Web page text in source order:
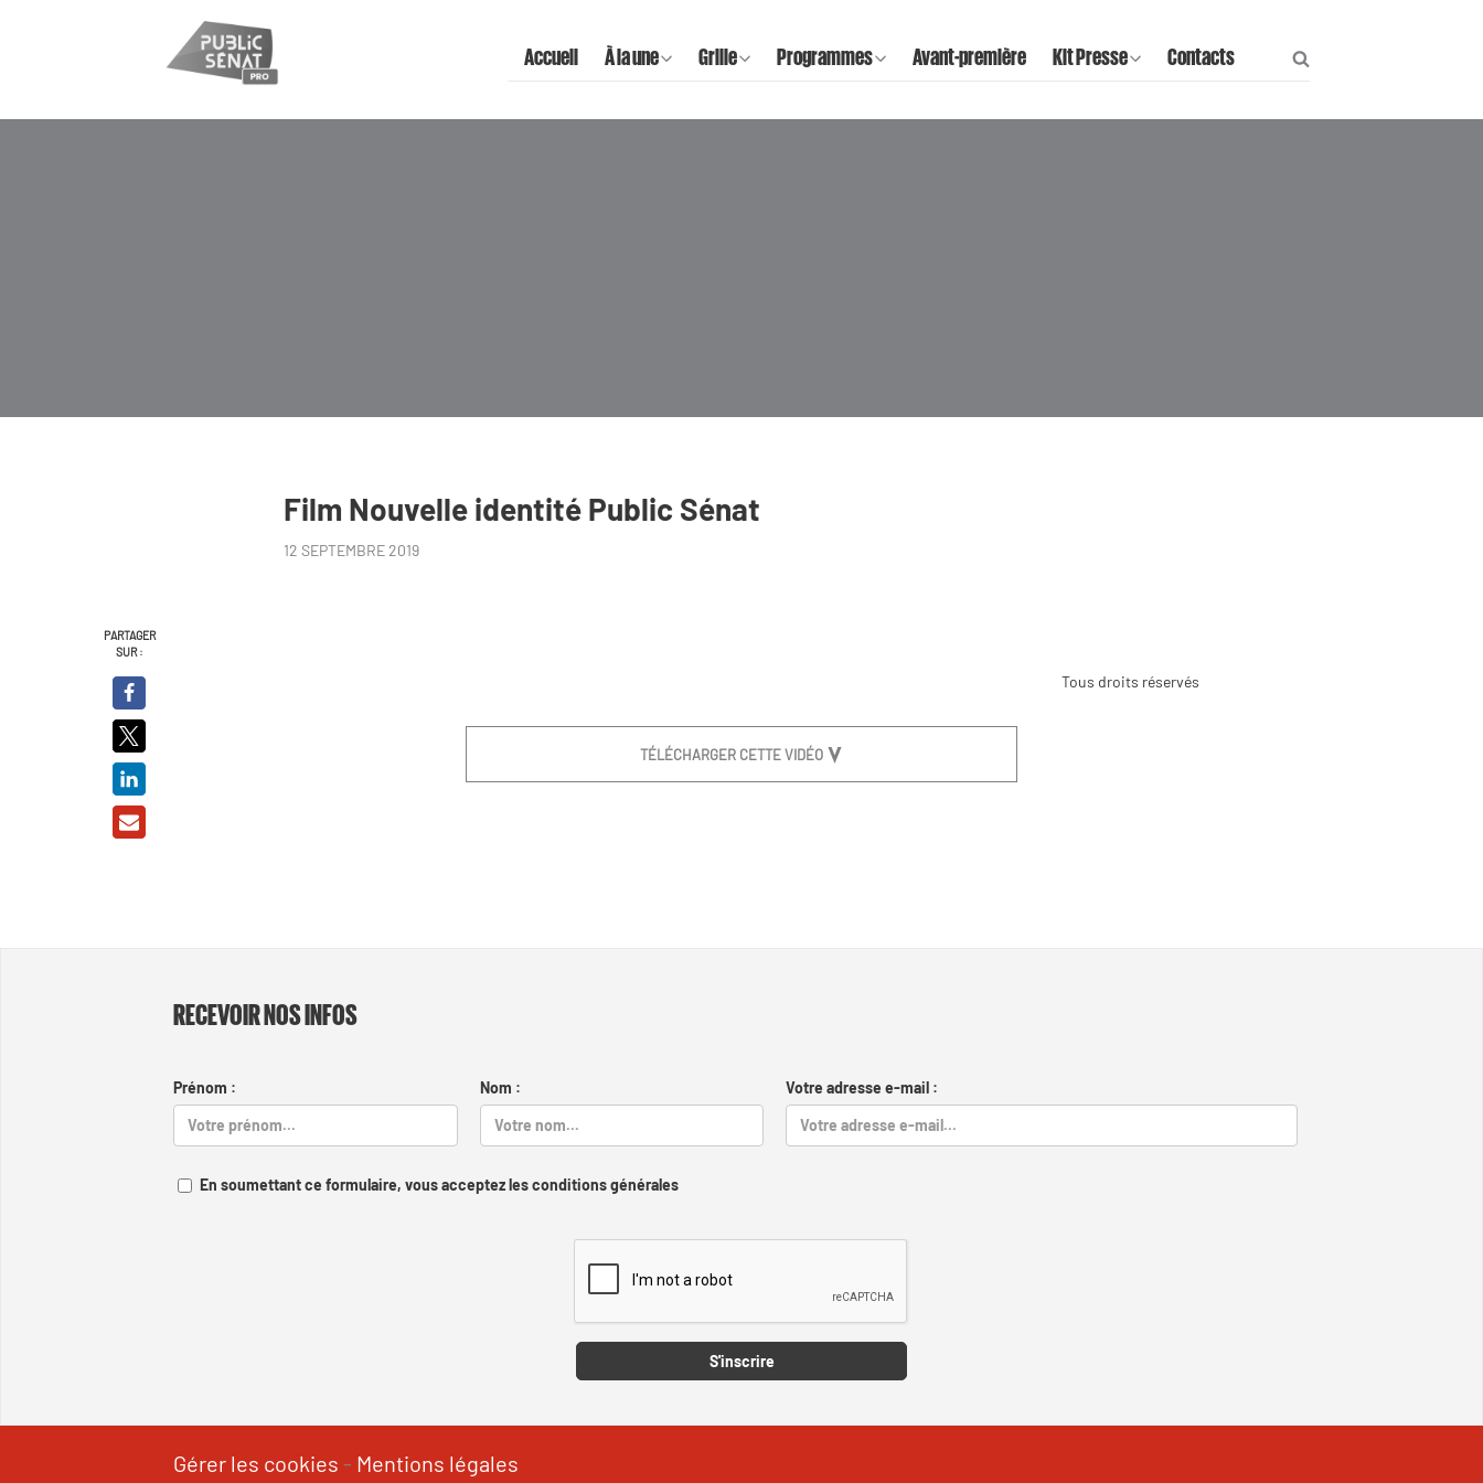
Accueil À la une Grille Programmes Avant-première Kit Presse Contacts
Film Nouvelle identité Public Sénat
12 SEPTEMBRE 2019
PARTAGER
SUR :
Tous droits réservés
TÉLÉCHARGER CETTE VIDÉO
RECEVOIR NOS INFOS
Prénom : Nom : Votre adresse e-mail :
En soumettant ce formulaire, vous acceptez les conditions générales
S'inscrire
Gérer les cookies - Mentions légales